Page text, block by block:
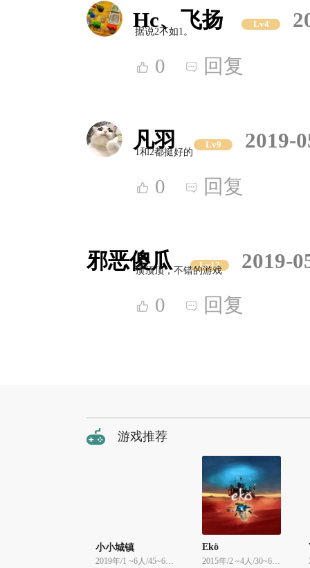
Hc、飞扬 Lv4
据说2不如1。
0 回复
凡羽 Lv9 2019-
1和2都挺好的
0 回复
邪恶傻瓜 Lv12 2019-
顶顶顶，不错的游戏
0 回复
游戏推荐
小小城镇
2019年/1 ~6人/45~60分
Ekö
2015年/2 ~4人/30~60分